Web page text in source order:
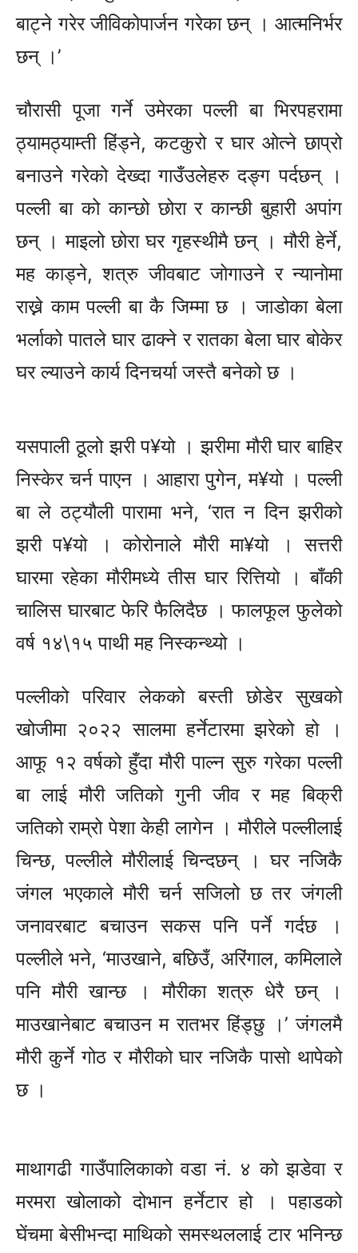
बाट्ने गरेर जीविकोपार्जन गरेका छन् । आत्मनिर्भर
छन् ।’
चौरासी पूजा गर्ने उमेरका पल्ली बा भिरपहरामा
ठ्यामठ्याम्ती हिंड्ने, कटकुरो र घार ओत्ने छाप्रो
बनाउने गरेको देख्दा गाउँउलेहरु दङ्ग पर्दछन् ।
पल्ली बा को कान्छो छोरा र कान्छी बुहारी अपांग
छन् । माइलो छोरा घर गृहस्थीमै छन् । मौरी हेर्ने,
मह काड्ने, शत्रु जीवबाट जोगाउने र न्यानोमा
राख्ने काम पल्ली बा कै जिम्मा छ । जाडोका बेला
भर्लाको पातले घार ढाक्ने र रातका बेला घार बोकेर
घर ल्याउने कार्य दिनचर्या जस्तै बनेको छ ।
यसपाली ठूलो झरी प¥यो । झरीमा मौरी घार बाहिर
निस्केर चर्न पाएन । आहारा पुगेन, म¥यो । पल्ली
बा ले ठट्यौली पारामा भने, ‘रात न दिन झरीको
झरी प¥यो । कोरोनाले मौरी मा¥यो । सत्तरी
घारमा रहेका मौरीमध्ये तीस घार रित्तियो । बाँकी
चालिस घारबाट फेरि फैलिदैछ । फालफूल फुलेको
वर्ष १४\१५ पाथी मह निस्कन्थ्यो ।
पल्लीको परिवार लेकको बस्ती छोडेर सुखको
खोजीमा २०२२ सालमा हर्नेटारमा झरेको हो ।
आफू १२ वर्षको हुँदा मौरी पाल्न सुरु गरेका पल्ली
बा लाई मौरी जतिको गुनी जीव र मह बिक्री
जतिको राम्रो पेशा केही लागेन । मौरीले पल्लीलाई
चिन्छ, पल्लीले मौरीलाई चिन्दछन् । घर नजिकै
जंगल भएकाले मौरी चर्न सजिलो छ तर जंगली
जनावरबाट बचाउन सकस पनि पर्ने गर्दछ ।
पल्लीले भने, ‘माउखाने, बछिउँ, अरिंगाल, कमिलाले
पनि मौरी खान्छ । मौरीका शत्रु धेरै छन् ।
माउखानेबाट बचाउन म रातभर हिंड्छु ।’ जंगलमै
मौरी कुर्ने गोठ र मौरीको घार नजिकै पासो थापेको
छ ।
माथागढी गाउँपालिकाको वडा नं. ४ को झडेवा र
मरमरा खोलाको दोभान हर्नेटार हो । पहाडको
घेंचमा बेसीभन्दा माथिको समस्थललाई टार भनिन्छ